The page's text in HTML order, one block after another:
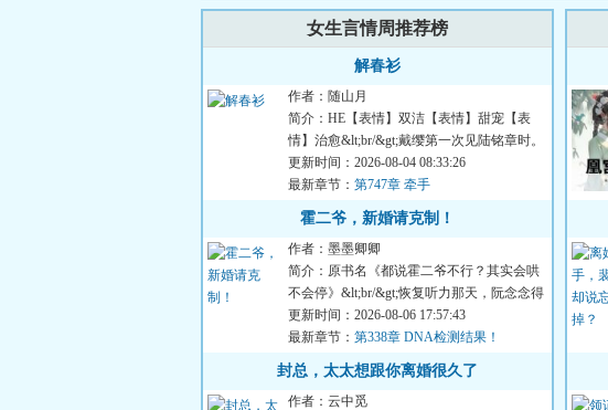
女生言情周推荐榜
解春衫
作者：随山月
简介：HE【表情】双洁【表情】甜宠【表
情】治愈&lt;br/&gt;戴缨第一次见陆铭章时。
&lt;br/&gt;老夫人说：...
更新时间：2026-08-04 08:33:26
最新章节： 第747章 牵手
霍二爷，新婚请克制！
作者：墨墨卿卿
简介：原书名《都说霍二爷不行？其实会哄
不会停》&lt;br/&gt;恢复听力那天，阮念念得
知自己被绿，甩了渣...
更新时间：2026-08-06 17:57:43
最新章节： 第338章 DNA检测结果！
封总，太太想跟你离婚很久了
作者：云中觅